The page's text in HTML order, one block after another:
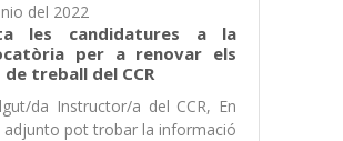
del 2022
les candidatures a la
per a renovar els
treball del CCR
da Instructor/a del CCR, En
adjunto pot trobar la informació